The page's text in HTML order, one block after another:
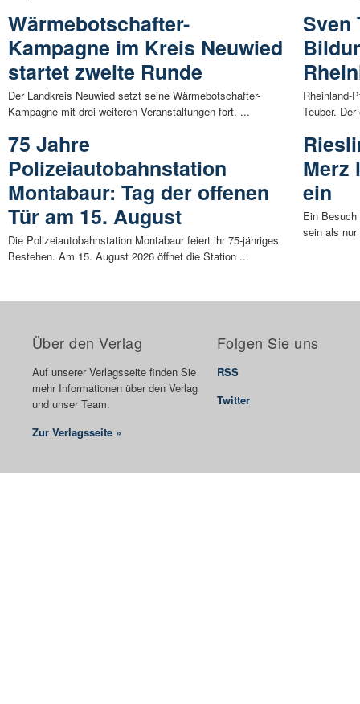
Wärmebotschafter-
Kampagne im Kreis Neuwied
startet zweite Runde
Der Landkreis Neuwied setzt seine Wärmebotschafter-
Kampagne mit drei weiteren Veranstaltungen fort. ...
75 Jahre
Polizeiautobahnstation
Montabaur: Tag der offenen
Tür am 15. August
Die Polizeiautobahnstation Montabaur feiert ihr 75-jähriges
Bestehen. Am 15. August 2026 öffnet die Station ...
Sven
Rheinland-
Teuber.
Merz
ein
Ein
sein als
Über den Verlag
Auf unserer Verlagsseite finden Sie
mehr Informationen über den Verlag
und unser Team.
Zur Verlagsseite »
Folgen Sie uns
RSS
Twitter